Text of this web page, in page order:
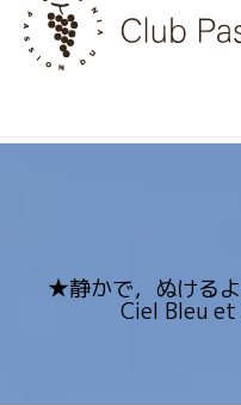
Skip
content
★静かで，ぬける
Ciel Bleu